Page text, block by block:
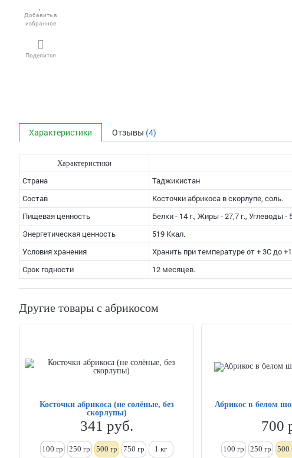
Добавить в
избранное
Поделится
Характеристики Отзывы (4)
Характеристики
Страна
Таджикистан
Состав
Косточки абрикоса в скорлупе, соль.
Пищевая ценность
Белки - 14 г., Жиры - 27,7 г., Углеводы -
Энергетическая ценность
519 Ккал.
Условия хранения
Хранить при температуре от + 3С до
Срок годности
12 месяцев.
Другие товары с абрикосом
Косточки абрикоса (не солёные, без
скорлупы)
341 руб.
100 гр 250 гр 500 гр 750 гр 1кг
Абрикос в белом
700
100 гр 250гр 500